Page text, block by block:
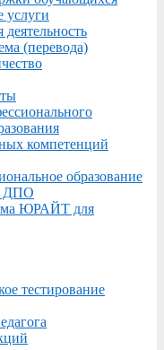
услуги
(перевода)
компетенций
образование
ДПО
ЮРАЙТ для
тестирование